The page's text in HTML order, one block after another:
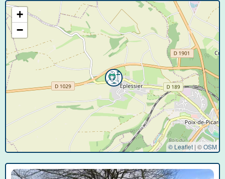
+
−
© Leaflet | ©OSM